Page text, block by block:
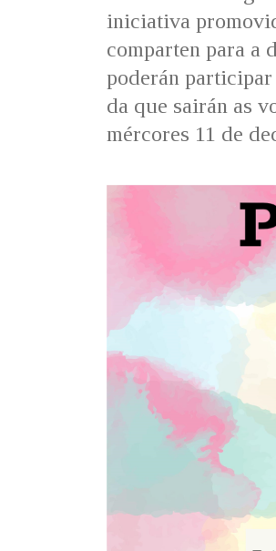
iniciativa
comparten para a
poderán
da que sairán as
mércores 11 de